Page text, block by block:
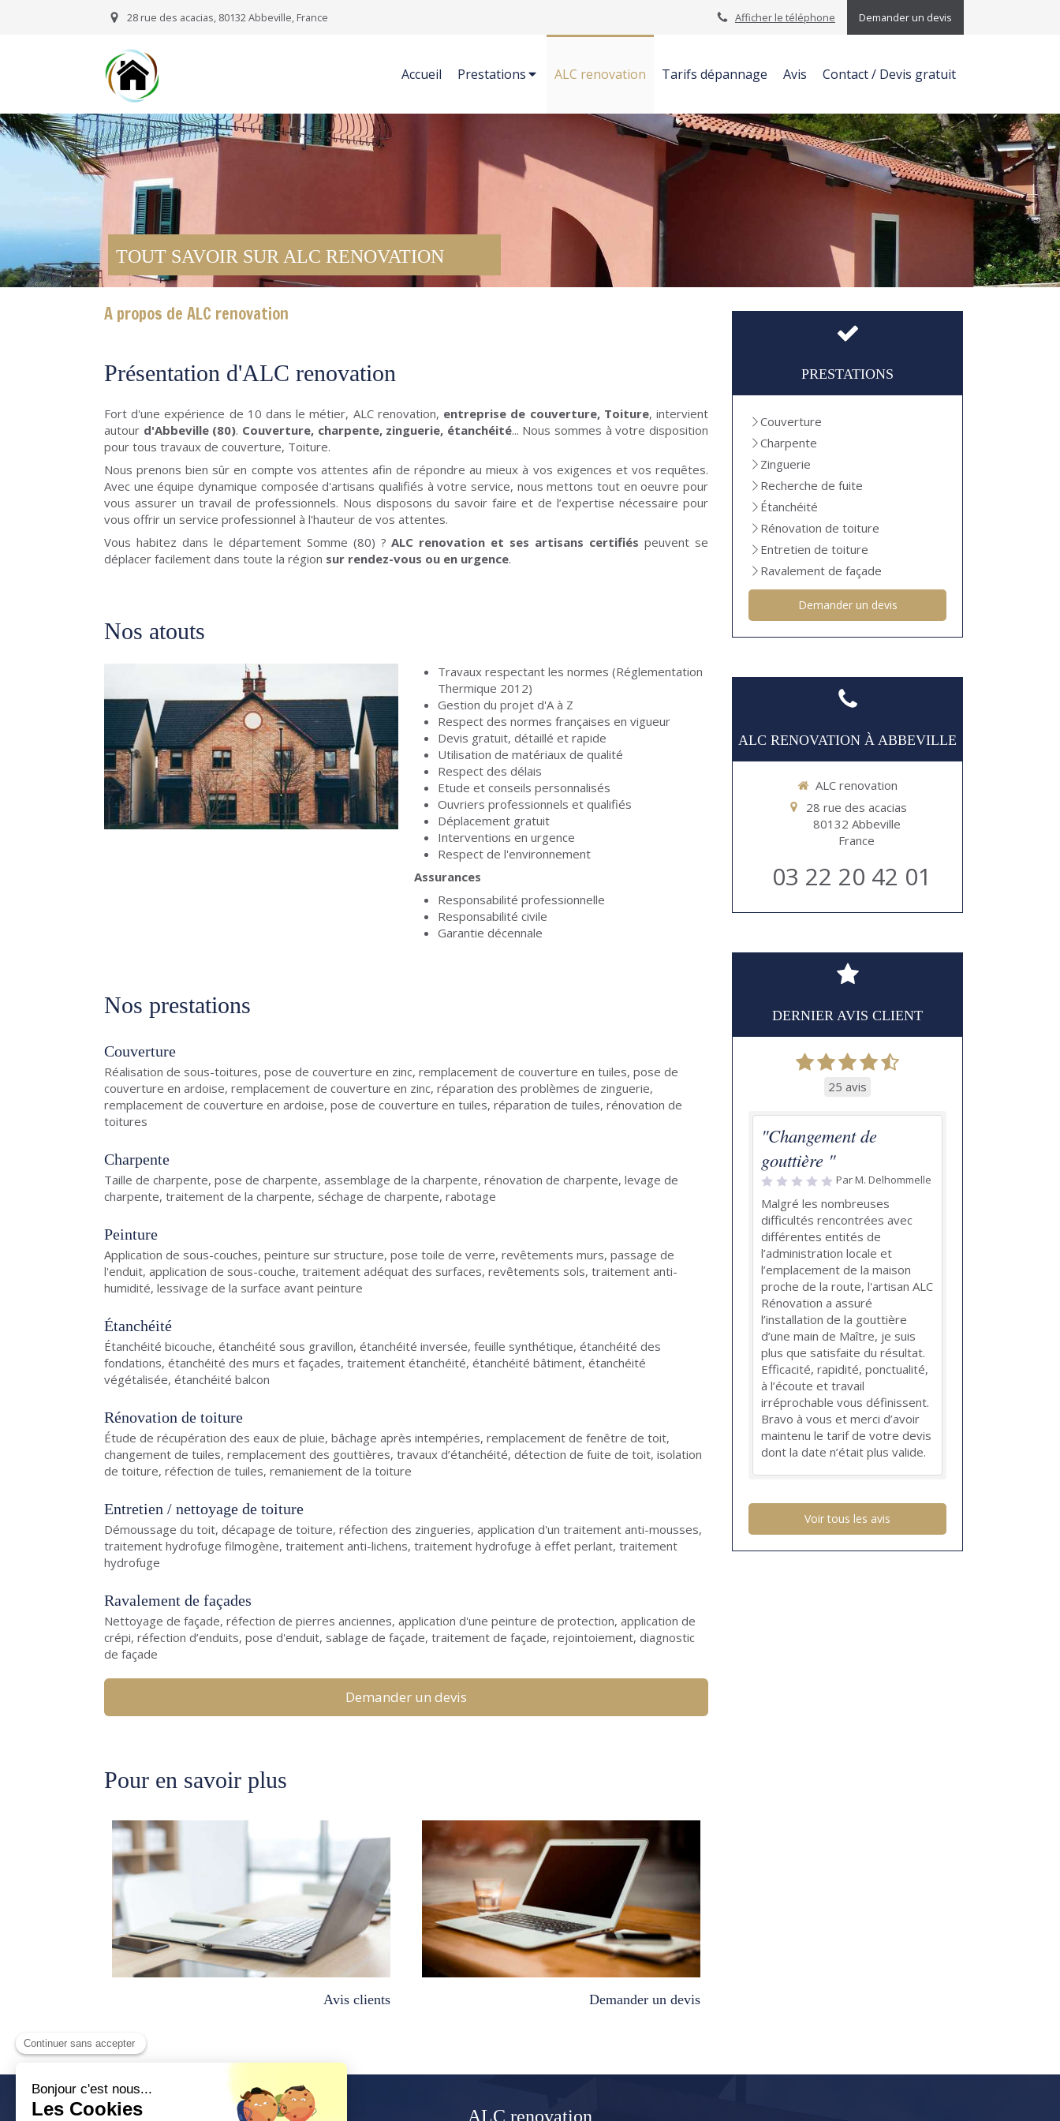
28 rue des acacias, 80132 Abbeville, France Demander un devis
Afficher le téléphone
Accueil Prestations ALC renovation Tarifs dépannage Avis Contact / Devis gratuit
TOUT SAVOIR SUR ALC RENOVATION
A propos de ALC renovation
Présentation d'ALC renovation
Fort d'une expérience de 10 dans le métier, ALC renovation, entreprise de couverture, Toiture, intervient
autour d'Abbeville (80). Couverture, charpente, zinguerie, étanchéité... Nous sommes à votre disposition
pour tous travaux de couverture, Toiture.
Nous prenons bien sûr en compte vos attentes afin de répondre au mieux à vos exigences et vos requêtes.
Avec une équipe dynamique composée d'artisans qualifiés à votre service, nous mettons tout en oeuvre pour
vous assurer un travail de professionnels. Nous disposons du savoir faire et de l’expertise nécessaire pour
vous offrir un service professionnel à l'hauteur de vos attentes.
Vous habitez dans le département Somme (80) ?ALC renovation et ses artisans certifiés peuvent se
déplacer facilement dans toute la région sur rendez-vous ou en urgence.
Nos atouts
Travaux respectant les normes (Réglementation
Thermique 2012)
Gestion du projet d'A à Z
Respect des normes françaises en vigueur
Devis gratuit, détaillé et rapide
Utilisation de matériaux de qualité
Respect des délais
Etude et conseils personnalisés
Ouvriers professionnels et qualifiés
Déplacement gratuit
Interventions en urgence
Respect de l'environnement
Assurances
Responsabilité professionnelle
Responsabilité civile
Garantie décennale
Nos prestations
Couverture
Réalisation de sous-toitures, pose de couverture en zinc, remplacement de couverture en tuiles, pose de
couverture en ardoise, remplacement de couverture en zinc, réparation des problèmes de zinguerie,
remplacement de couverture en ardoise, pose de couverture en tuiles, réparation de tuiles, rénovation de
toitures
Charpente
Taille de charpente, pose de charpente, assemblage de la charpente, rénovation de charpente, levage de
charpente, traitement de la charpente, séchage de charpente, rabotage
Peinture
Application de sous-couches, peinture sur structure, pose toile de verre, revêtements murs, passage de
l'enduit, application de sous-couche, traitement adéquat des surfaces, revêtements sols, traitement anti-
humidité, lessivage de la surface avant peinture
Étanchéité
Étanchéité bicouche, étanchéité sous gravillon, étanchéité inversée, feuille synthétique, étanchéité des
fondations, étanchéité des murs et façades, traitement étanchéité, étanchéité bâtiment, étanchéité
végétalisée, étanchéité balcon
Rénovation de toiture
Étude de récupération des eaux de pluie, bâchage après intempéries, remplacement de fenêtre de toit,
changement de tuiles, remplacement des gouttières, travaux d’étanchéité, détection de fuite de toit, isolation
de toiture, réfection de tuiles, remaniement de la toiture
Entretien / nettoyage de toiture
Démoussage du toit, décapage de toiture, réfection des zingueries, application d'un traitement anti-mousses,
traitement hydrofuge filmogène, traitement anti-lichens, traitement hydrofuge à effet perlant, traitement
hydrofuge
Ravalement de façades
Nettoyage de façade, réfection de pierres anciennes, application d'une peinture de protection, application de
crépi, réfection d’enduits, pose d'enduit, sablage de façade, traitement de façade, rejointoiement, diagnostic
de façade
Demander un devis
Pour en savoir plus
Avis clients Demander un devis
PRESTATIONS
Couverture
Charpente
Zinguerie
Recherche de fuite
Étanchéité
Rénovation de toiture
Entretien de toiture
Ravalement de façade
Demander un devis
ALC RENOVATION À ABBEVILLE
ALC renovation
28 rue des acacias
80132 Abbeville
France
03 22 20 42 01
DERNIER AVIS CLIENT
25 avis
"Changement de
gouttière "
Par M. Delhommelle
Malgré les nombreuses
difficultés rencontrées avec
différentes entités de
l’administration locale et
l’emplacement de la maison
proche de la route, l'artisan ALC
Rénovation a assuré
l’installation de la gouttière
d’une main de Maître, je suis
plus que satisfaite du résultat.
Efficacité, rapidité, ponctualité,
à l’écoute et travail
irréprochable vous définissent.
Bravo à vous et merci d’avoir
maintenu le tarif de votre devis
dont la date n’était plus valide.
Voir tous les avis
ALC renovation